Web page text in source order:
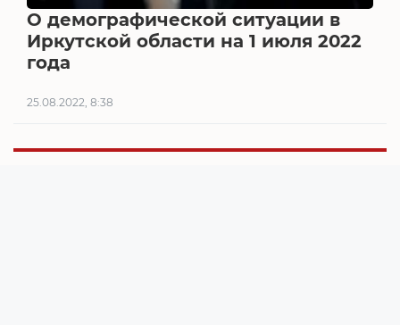
О демографической ситуации в
Иркутской области на 1 июля 2022
года
25.08.2022, 8:38